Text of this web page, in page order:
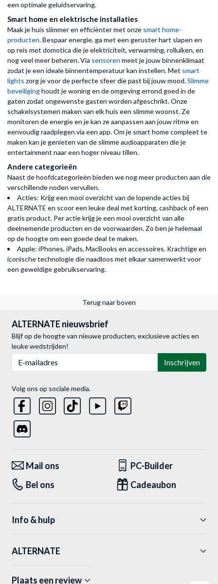
een optimale geluidservaring.
Smart home en elektrische installaties
Maak je huis slimmer en efficiënter met onze smart home-
producten. Bespaar energie, ga met een geruster hart slapen en
op reis met domotica die je elektriciteit, verwarming, rolluiken, en
nog veel meer beheren. Via sensoren meet je jouw binnenklimaat
zodat je een ideale binnentemperatuur kan instellen. Met smart
lights zorg je voor de perfecte sfeer die past bij jouw mood.Slimme
beveiliginghoudt je woning en de omgeving errond goed in de
gaten zodat ongewenste gasten worden afgeschrikt. Onze
schakelsystemen maken van elk huis een slimme woonst. Ze
monitoren de energie en je kan ze aanpassen aan jouw ritme en
eenvoudig raadplegen via een app. Om je smart home compleet te
maken kan je genieten van de slimme audioapparaten die je
entertainment naar een hoger niveau tillen.
Andere categorieën
Naast de hoofdcategorieën bieden we nog meer producten aan die
verschillende noden vervullen.
Acties: Krijg een mooi overzicht van de lopende acties bij
ALTERNATE en scoor een leuke deal met korting, cashback of een
gratis product. Per actie krijg je een mooi overzicht van alle
deelnemende producten en de voorwaarden. Zo ben je helemaal
op de hoogte om een goede deal te maken.
Apple: iPhones, iPads, MacBooks en accessoires. Krachtige en
iconische technologie die naadloos met elkaar samenwerkt voor
een geweldige gebruikservaring.
Terug naar boven
ALTERNATE nieuwsbrief
Blijf op de hoogte van nieuwe producten, exclusieve acties en
leuke wedstrijden!
Inschrijven
Volg ons op sociale media.
Mail ons
PC-Builder
Bel ons
Cadeaubon
Info & hulp
ALTERNATE
Plaats een review